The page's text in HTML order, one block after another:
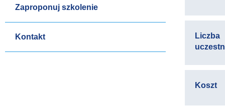
Zaproponuj szkolenie
Kontakt
Liczba
Koszt